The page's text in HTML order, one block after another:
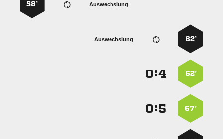
Auswechslung
58’
62’
Auswechslung
62’
:
67’
: